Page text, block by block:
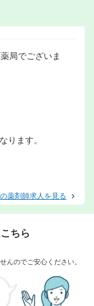
局でございま
ります。
薬剤師求人を見る
ちら
んのでご安心ください。